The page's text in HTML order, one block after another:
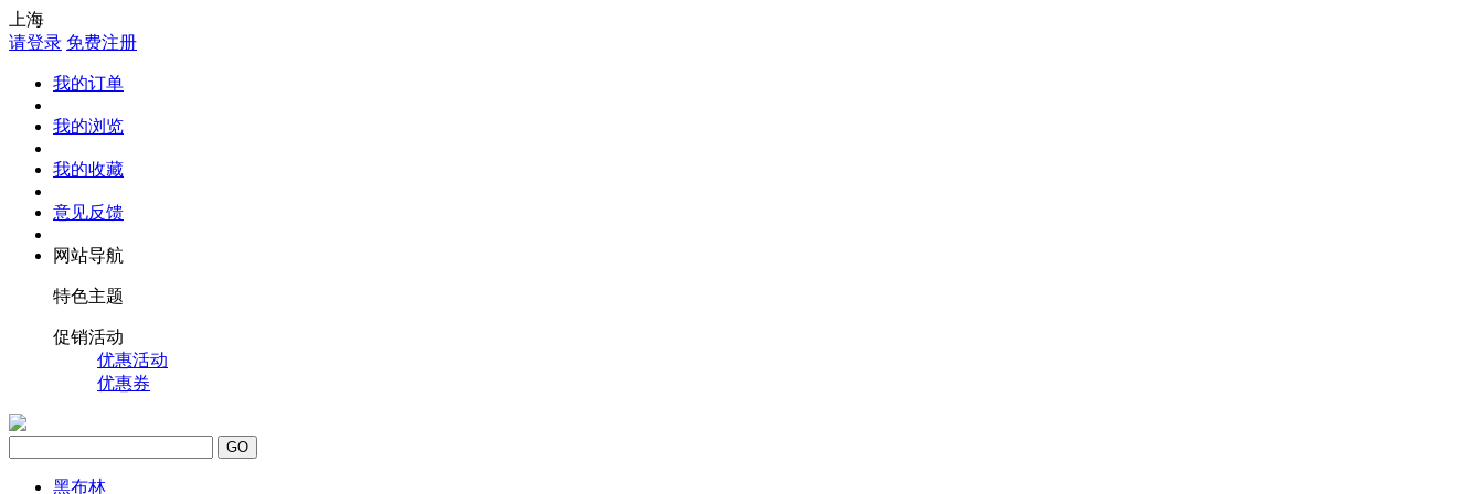
上海
请登录 免费注册
我的订单
我的浏览
我的收藏
意见反馈
网站导航
特色主题
促销活动
优惠活动
优惠券
GO
黑布林